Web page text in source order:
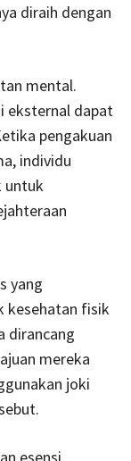
diraih dengan
mental.
eksternal dapat
pengakuan
individu
untuk
yang
kesehatan fisik
dirancang
mereka
joki
esensi